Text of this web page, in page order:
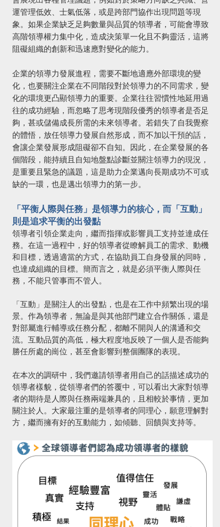
運管理低效、士氣低落，或是跨部門協作出現問題等現
象。如果企業缺乏足夠數量與品質的領導者，可能會導致
高階領導權力集中化，造成決策單一化且不夠靈活，這將
阻礙組織的創新和迅速應對變化的能力。
企業的領導力發展進程，需要不斷地適應外部環境的變
化，也要關注企業在不同階段對於領導力的不同需求，變
化的環境更凸顯領導力的重要。企業往往習慣性地延用過
往的成功經驗，而忽略了思考現階段優秀的領導者是否足
夠，甚或儲備成長所需的未來領導者。若錯失了自我覺察
的體悟，放任領導力發展自然形成，而不加以干預的話，
會讓企業發展形成阻礙卻不自知。因此，在企業發展的各
個階段，能持續且自知地盤點診斷並關注領導力的現況，
是重要且緊急的議題，這是助力企業邁向長期成功不可或
缺的一環，也是邁出領導力的第一步。
「平衡人際與任務」是領導力的核心，而「互動」
則是追求平衡的出發點
領導者引領企業走向，繼而指揮或影響員工支持並達成任
務。在這一過程中，好的領導者從瞭解員工的需求、動機
和目標，透過適當的方式，在協助員工自身發展的同時，
也達成組織的目標。簡而言之，就是必須平衡人際與任
務，不能只管事而不管人。
「互動」是關注人的出發點，也是在工作中頻繁出現的場
景。作為領導者，無論是與其他部門建立合作關係，還是
對部屬進行輔導或任務分配，都離不開與人的溝通和交
流。互動品質的高低，極大程度地反映了一個人是否能夠
勝任所處的崗位，甚至會影響到整個團隊的表現。
在本次的調研中，我們邀請領導者用自己的話描述成功的
領導者樣貌，從領導者們的答覆中，可以看出大家對領導
者的期待是人際與任務兩端兼具的，且相較於事情，更加
關注於人。大家最注重的是領導者的同理心，願意理解對
方，繼而擁有好的互動能力，如傾聽、回饋與支持等。